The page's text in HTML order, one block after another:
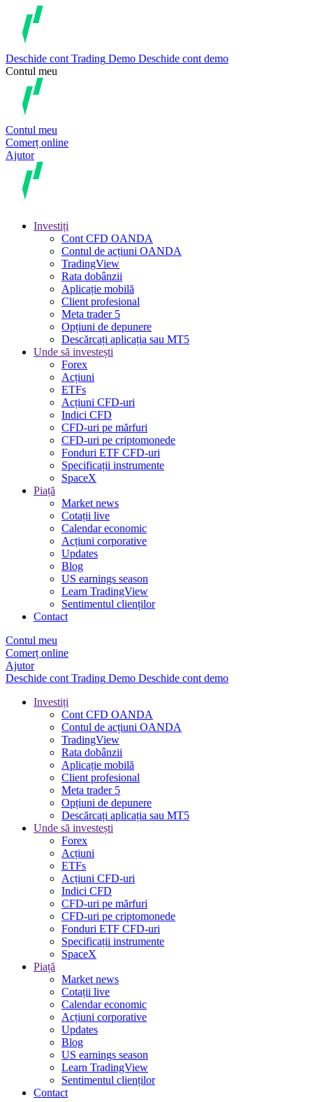
Deschide cont Trading Demo Deschide cont demo
Contul meu
Contul meu
Comerț online
Ajutor
Investiți
Cont CFD OANDA
Contul de acțiuni OANDA
TradingView
Rata dobânzii
Aplicație mobilă
Client profesional
Meta trader 5
Opțiuni de depunere
Descărcați aplicația sau MT5
Unde să investești
Forex
Acțiuni
ETFs
Acțiuni CFD-uri
Indici CFD
CFD-uri pe mărfuri
CFD-uri pe criptomonede
Fonduri ETF CFD-uri
Specificații instrumente
SpaceX
Piață
Market news
Cotații live
Calendar economic
Acțiuni corporative
Updates
Blog
US earnings season
Learn TradingView
Sentimentul clienților
Contact
Contul meu
Comerț online
Ajutor
Deschide cont Trading Demo Deschide cont demo
Investiți
Cont CFD OANDA
Contul de acțiuni OANDA
TradingView
Rata dobânzii
Aplicație mobilă
Client profesional
Meta trader 5
Opțiuni de depunere
Descărcați aplicația sau MT5
Unde să investești
Forex
Acțiuni
ETFs
Acțiuni CFD-uri
Indici CFD
CFD-uri pe mărfuri
CFD-uri pe criptomonede
Fonduri ETF CFD-uri
Specificații instrumente
SpaceX
Piață
Market news
Cotații live
Calendar economic
Acțiuni corporative
Updates
Blog
US earnings season
Learn TradingView
Sentimentul clienților
Contact